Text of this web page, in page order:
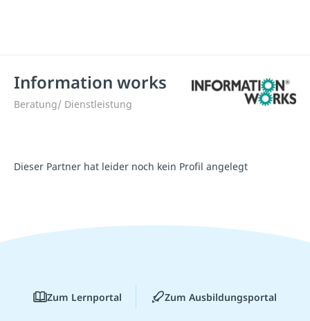
Information works
Beratung/ Dienstleistung
Dieser Partner hat leider noch kein Profil angelegt
Zum Lernportal Zum Ausbildungsportal